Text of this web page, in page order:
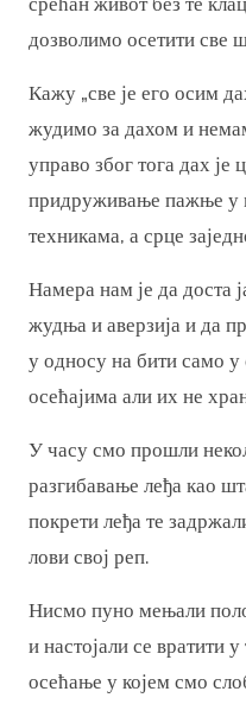
дозволимо осетити све
Кажу „све је его осим
жудимо за дахом и
управо због тога дах је
придруживање пажње у
техникама, а срце
Намера нам је да доста
жудња и аверзија и да
у односу на бити само
осећајима али их не
У часу смо прошли
разгибавање леђа као
покрети леђа те
лови свој реп.
Нисмо пуно мењали
и настојали се вратити
осећање у којем смо